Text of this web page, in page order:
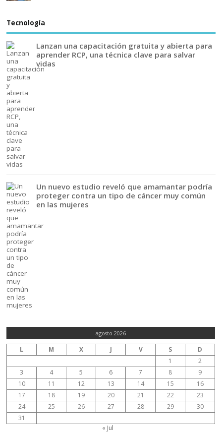
Tecnología
Lanzan una capacitación gratuita y abierta para
aprender RCP, una técnica clave para salvar
vidas
Un nuevo estudio reveló que amamantar podría
proteger contra un tipo de cáncer muy común
en las mujeres
agosto 2026
L M X J V S
D
1
2
3
4 5 6 7 8
9
10
11 12 13 14 15
16
17
18 19 20 21 22
23
24
25 26 27 28 29
30
31
« Jul